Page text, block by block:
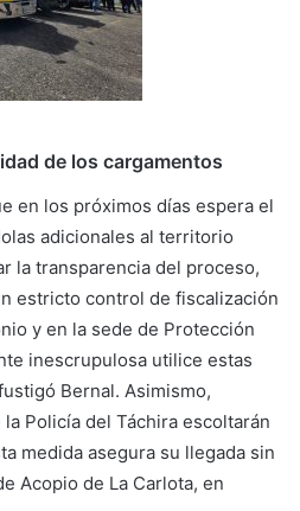
de los cargamentos
en los próximos días espera el
adicionales al territorio
la transparencia del proceso,
estricto control de fiscalización
y en la sede de Protección
inescrupulosa utilice estas
Bernal. Asimismo,
Policía del Táchira escoltarán
medida asegura su llegada sin
Acopio de La Carlota, en